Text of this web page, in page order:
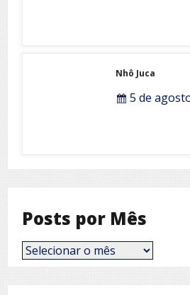
Nhô Juca
5 de
Posts por Mês
Posts
por